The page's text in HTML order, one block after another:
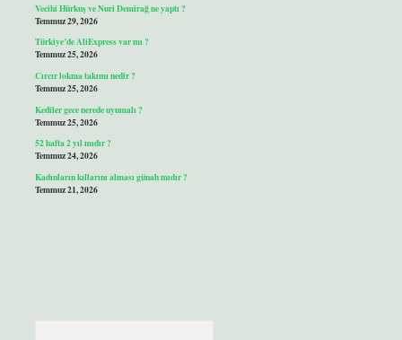
Vecihi Hürkuş ve Nuri Demirağ ne yaptı ?
Temmuz 29, 2026
Türkiye’de AliExpress var mı ?
Temmuz 25, 2026
Cırcır lokma takımı nedir ?
Temmuz 25, 2026
Kediler gece nerede uyumalı ?
Temmuz 25, 2026
52 hafta 2 yıl mıdır ?
Temmuz 24, 2026
Kadınların kıllarını alması günah mıdır ?
Temmuz 21, 2026